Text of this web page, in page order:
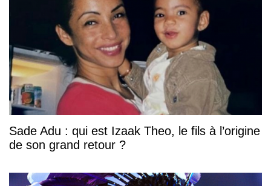
Sade Adu : qui est Izaak Theo, le fils à l’origine
de son grand retour ?